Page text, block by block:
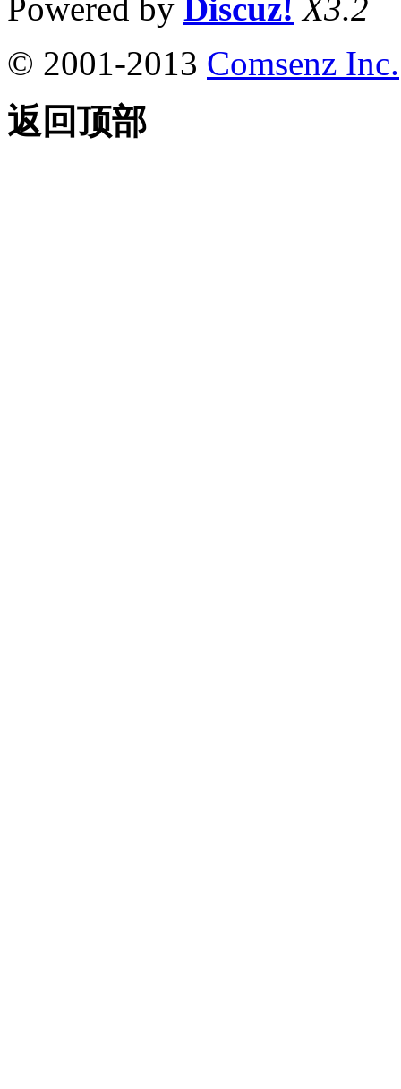
Powered by Discuz! X3.2
© 2001-2013 Comsenz Inc.
返回顶部